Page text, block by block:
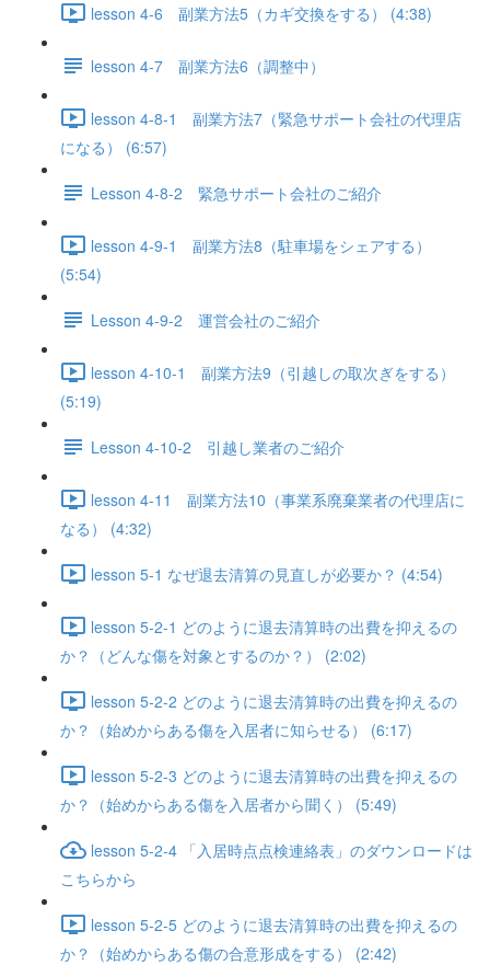
lesson 4-6 副業方法5（カギ交換をする） (4:38)
lesson 4-7 副業方法6（調整中）
lesson 4-8-1 副業方法7（緊急サポート会社の代理店
になる） (6:57)
Lesson 4-8-2 緊急サポート会社のご紹介
lesson 4-9-1 副業方法8（駐車場をシェアする）
(5:54)
Lesson 4-9-2 運営会社のご紹介
lesson 4-10-1 副業方法9（引越しの取次ぎをする）
(5:19)
Lesson 4-10-2 引越し業者のご紹介
lesson 4-11 副業方法10（事業系廃棄業者の代理店に
なる） (4:32)
lesson 5-1 なぜ退去清算の見直しが必要か？ (4:54)
lesson 5-2-1 どのように退去清算時の出費を抑えるの
か？（どんな傷を対象とするのか？） (2:02)
lesson 5-2-2 どのように退去清算時の出費を抑えるの
か？（始めからある傷を入居者に知らせる） (6:17)
lesson 5-2-3 どのように退去清算時の出費を抑えるの
か？（始めからある傷を入居者から聞く） (5:49)
lesson 5-2-4 「入居時点点検連絡表」のダウンロードは
こちらから
lesson 5-2-5 どのように退去清算時の出費を抑えるの
か？（始めからある傷の合意形成をする） (2:42)